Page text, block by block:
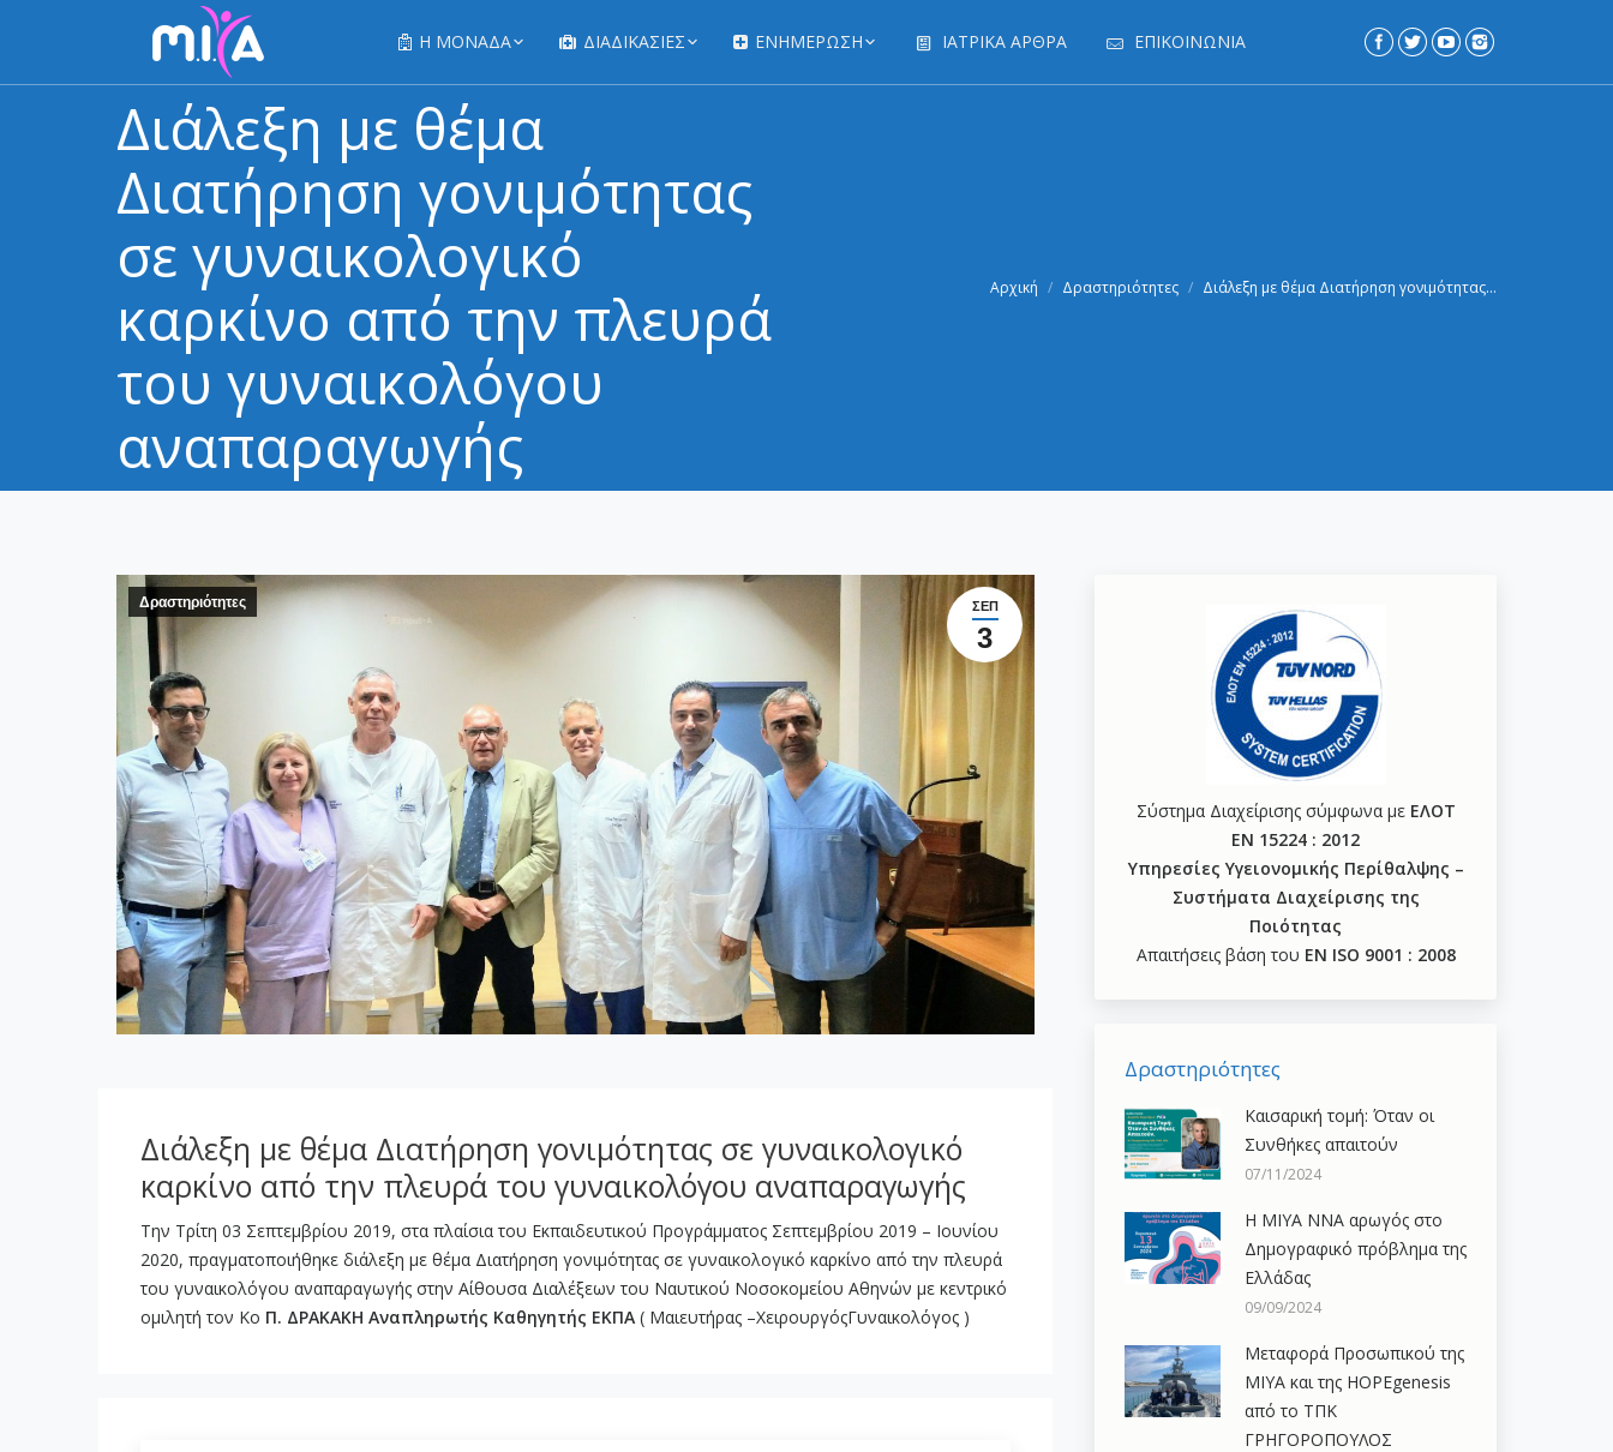
Η ΜΟΝΑΔΑ ΔΙΑΔΙΚΑΣΊΕΣ ΕΝΗΜΕΡΩΣΗ ΙΑΤΡΙΚΆ ΆΡΘΡΑ ΕΠΙΚΟΙΝΩΝΊΑ
Διάλεξη με θέμα
Διατήρηση γονιμότητας
σε γυναικολογικό
καρκίνο από την πλευρά
του γυναικολόγου
αναπαραγωγής
Αρχική Δραστηριότητες Διάλεξη με θέμα Διατήρηση γονιμότητας…
ΣΕΠ
3
Δραστηριότητες
Διάλεξη με θέμα Διατήρηση γονιμότητας σε γυναικολογικό
καρκίνο από την πλευρά του γυναικολόγου αναπαραγωγής
Την Τρίτη 03 Σεπτεμβρίου 2019, στα πλαίσια του Εκπαιδευτικού Προγράμματος Σεπτεμβρίου 2019 – Ιουνίου
2020, πραγματοποιήθηκε διάλεξη με θέμα Διατήρηση γονιμότητας σε γυναικολογικό καρκίνο από την πλευρά
του γυναικολόγου αναπαραγωγής στην Αίθουσα Διαλέξεων του Ναυτικού Νοσοκομείου Αθηνών με κεντρικό
ομιλητή τον Κο Π. ΔΡΑΚΑΚΗ Αναπληρωτής Καθηγητής ΕΚΠΑ ( Μαιευτήρας –ΧειρουργόςΓυναικολόγος )
Σύστημα Διαχείρισης σύμφωνα με ΕΛΟΤ
ΕΝ 15224 : 2012
Υπηρεσίες Υγειονομικής Περίθαλψης –
Συστήματα Διαχείρισης της
Ποιότητας
Απαιτήσεις βάση του ΕΝ ISO 9001 : 2008
Δραστηριότητες
Καισαρική τομή: Όταν οι
Συνθήκες απαιτούν
07/11/2024
H ΜΙΥΑ ΝΝΑ αρωγός στο
Δημογραφικό πρόβλημα της
Ελλάδας
09/09/2024
Μεταφορά Προσωπικού της
ΜΙΥΑ και της HOPEgenesis
από το ΤΠΚ
ΓΡΗΓΟΡΟΠΟΥΛΟΣ